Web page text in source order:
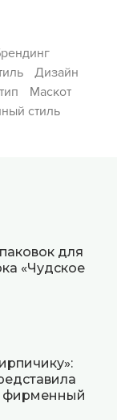
Дизайн
Маскот
стиль
для
«Чудское
фирменный